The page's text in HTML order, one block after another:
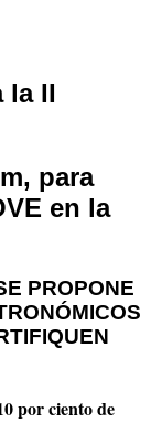
la II
para
en la
PROPONE
por ciento de